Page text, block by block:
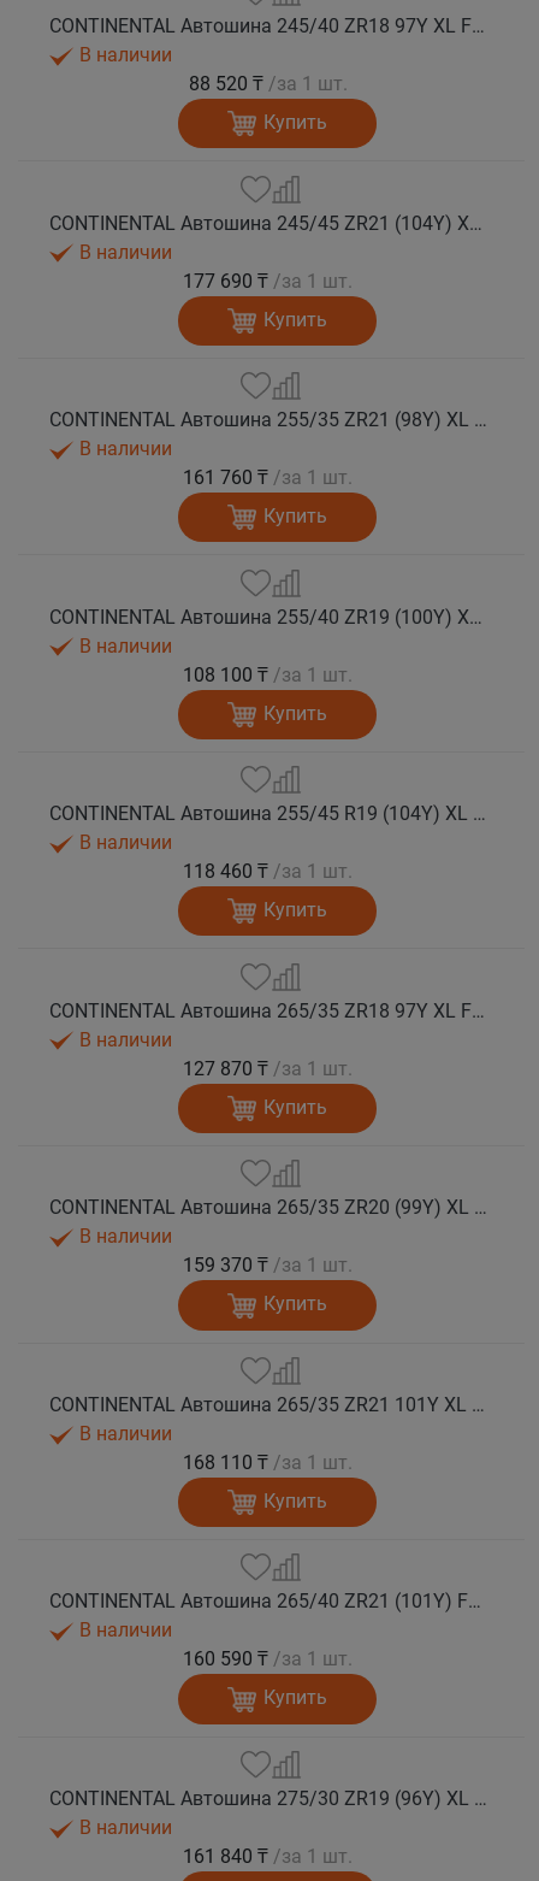
CONTINENTAL Автошина 245/40 ZR18 97Y XL FR SportContact 7 лето
В наличии
88 520 ₸ /за 1 шт.
Купить
CONTINENTAL Автошина 245/45 ZR21 (104Y) XL FR SportContact 7 лето
В наличии
177 690 ₸ /за 1 шт.
Купить
CONTINENTAL Автошина 255/35 ZR21 (98Y) XL FR SportContact 7 лето
В наличии
161 760 ₸ /за 1 шт.
Купить
CONTINENTAL Автошина 255/40 ZR19 (100Y) XL FR SportContact 7 лето
В наличии
108 100 ₸ /за 1 шт.
Купить
CONTINENTAL Автошина 255/45 R19 (104Y) XL FR SportContact 7 лето
В наличии
118 460 ₸ /за 1 шт.
Купить
CONTINENTAL Автошина 265/35 ZR18 97Y XL FR SportContact 7 лето
В наличии
127 870 ₸ /за 1 шт.
Купить
CONTINENTAL Автошина 265/35 ZR20 (99Y) XL FR SportContact 7 лето
В наличии
159 370 ₸ /за 1 шт.
Купить
CONTINENTAL Автошина 265/35 ZR21 101Y XL FR SportContact 7 лето
В наличии
168 110 ₸ /за 1 шт.
Купить
CONTINENTAL Автошина 265/40 ZR21 (101Y) FR SportContact 7 MGT лето
В наличии
160 590 ₸ /за 1 шт.
Купить
CONTINENTAL Автошина 275/30 ZR19 (96Y) XL FR SportContact 7 лето
В наличии
161 840 ₸ /за 1 шт.